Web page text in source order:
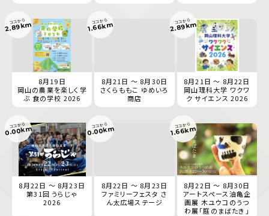
8月19日
岡山の農業を楽しく学
ぶ 食の学校 2026
ココから
2.89km
8月21日 ～ 8月30日
さくらももこ ゆめいろ
商店
ココから
1.66km
8月21日 ～ 8月22日
岡山理科大学 ワクワ
ク サイエンス 2026
ココから
2.89km
8月22日 ～ 8月23日
第31回 うらじゃ
2026
ココから
0.00km
8月22日 ～ 8月23日
ファミリーフェスタ さ
ん太広場ステージ
ココから
0.00km
8月22日 ～ 8月30日
アートスペース油亀企
画展 木ユウコのうつ
わ展「庭のまばたき」
ココから
1.66km